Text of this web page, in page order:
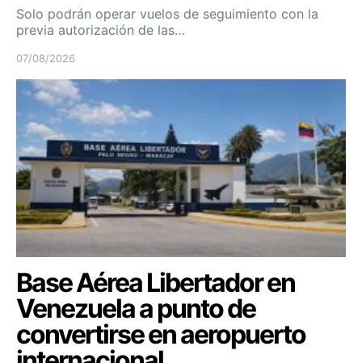
Solo podrán operar vuelos de seguimiento con la
previa autorización de las…
07/08/2026
Base Aérea Libertador en
Venezuela a punto de
convertirse en aeropuerto